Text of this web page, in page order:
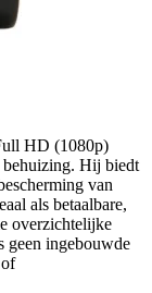
HD (1080p)
behuizing. Hij biedt
van
als betaalbare,
overzichtelijke
geen ingebouwde